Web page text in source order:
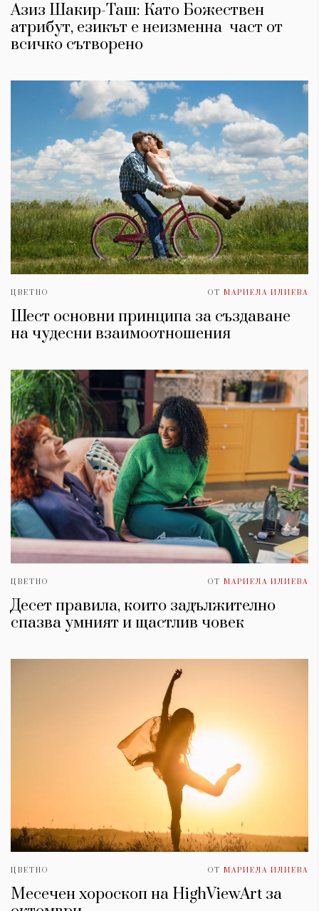
Азиз Шакир-Таш: Като Божествен
атрибут, езикът е неизменна част от
всичко сътворено
ЦВЕТНО ОТ МАРИЕЛА ИЛИЕВА
Шест основни принципа за създаване
на чудесни взаимоотношения
ЦВЕТНО ОТ МАРИЕЛА ИЛИЕВА
Десет правила, които задължително
спазва умният и щастлив човек
ЦВЕТНО ОТ МАРИЕЛА ИЛИЕВА
Месечен хороскоп на HighViewArt за